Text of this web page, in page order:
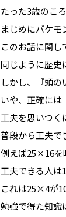
たった3歳のこ
まじめにバケモ
このお話に関
同じように歴史
しかし、『頭
いや、正確に
工夫を思いつく
普段から工夫で
例えば25×16を
工夫できる人
これは25×4が
勉強で得た知識